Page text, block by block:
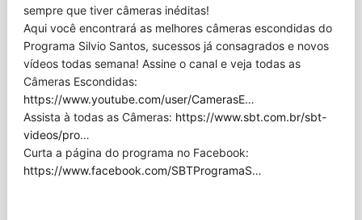
sempre que tiver câmeras inéditas!
Aqui você encontrará as melhores câmeras escondidas do
Programa Silvio Santos, sucessos já consagrados e novos
vídeos todas semana! Assine o canal e veja todas as
Câmeras Escondidas:
https://www.youtube.com/user/CamerasE…
Assista à todas as Câmeras: https://www.sbt.com.br/sbt-
videos/pro…
Curta a página do programa no Facebook:
https://www.facebook.com/SBTProgramaS…